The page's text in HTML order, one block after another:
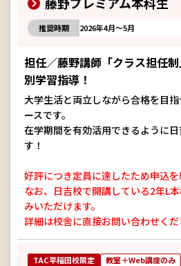
推奨時期 2026年4月～5月
担任／藤野講師「クラス担任
別学習指導！
大学生活と両立しながら合格を目
ースです。
在学期間を有効活用できるように
す！
好評につき定員に達したため申込を
なお、日吉校で開講している2年L
みいただけます。
詳細は校舎に直接お問い合わせくだ
TAC早稲田校限定 教室＋Web講座のみ